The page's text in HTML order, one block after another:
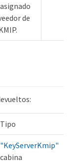
de
Tipo
"KeyServerKmip"
cabina